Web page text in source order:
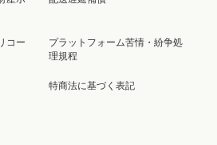
コー
プラットフォーム苦情・紛争処
理規程
特商法に基づく表記